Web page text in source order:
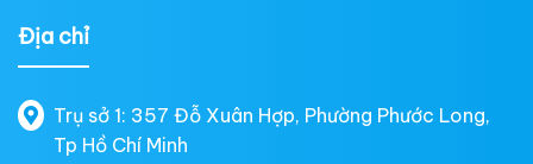
Địa chỉ
Trụ sở 1: 357 Đỗ Xuân Hợp, Phường Phước Long,
Tp Hồ Chí Minh